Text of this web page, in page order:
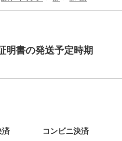
明書の発送予定時期
済 コンビニ決済